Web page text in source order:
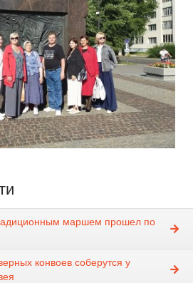
маршем прошел по
конвоев соберутся у